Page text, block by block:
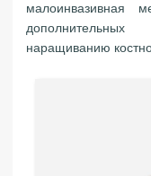
малоинвазивная
наращиванию